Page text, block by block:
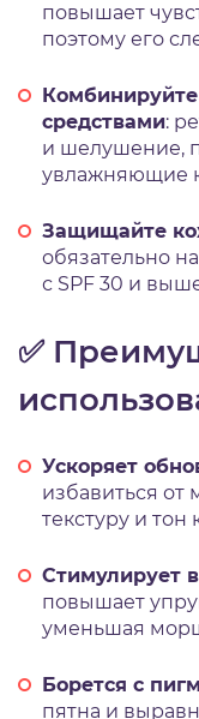
повышает
поэтому его
средствами:
и шелушение,
увлажняющие
Защищайте
обязательно
с SPF 30 и
✅
Ускоряет
избавиться от
текстуру и тон
Стимулирует
повышает
уменьшая
Борется с
пятна и